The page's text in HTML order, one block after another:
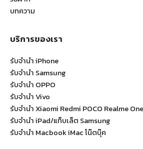
บทความ
บริการของเรา
รับจำนำ iPhone
รับจำนำ Samsung
รับจำนำ OPPO
รับจำนำ Vivo
รับจำนำ Xiaomi Redmi POCO Realme
รับจำนำ iPad/แท็บเล็ต Samsung
รับจำนำ Macbook iMac โน๊ตบุ๊ค